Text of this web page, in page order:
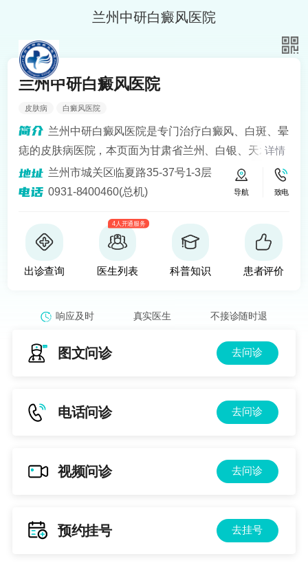
兰州中研白癜风医院
兰州中研白癜风医院
皮肤病 白癜风医院
兰州中研白癜风医院是专门治疗白癜风、白斑、晕
痣的皮肤病医院，本页面为甘肃省兰州、白银、天水、
定西、平凉、宁夏银川、青海西宁等地区患者提供白癜
风知识解答、预约挂号问诊服务。医院开设24小时在线
建立以病人为中心的诚信、理解、和谐的就医环境。
详情
兰州市城关区临夏路35-37号1-3层
0931-8400460(总机)
导航 致电
出诊查询
4人开通服务
医生列表 科普知识 患者评价
响应及时 真实医生 不接诊随时退
图文问诊 去问诊
电话问诊 去问诊
视频问诊 去问诊
预约挂号 去挂号